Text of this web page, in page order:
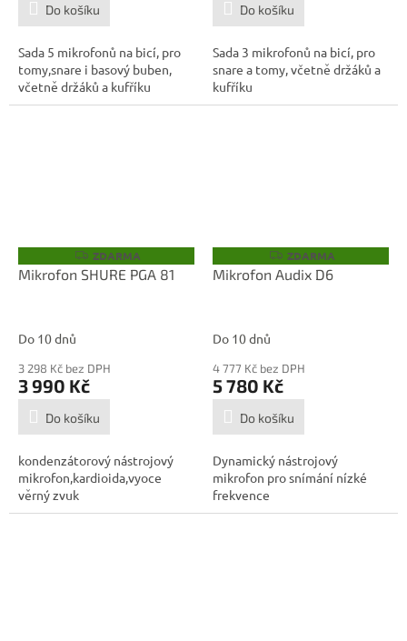
Do košíku
Sada 5 mikrofonů na bicí, pro
tomy,snare i basový buben,
včetně držáků a kufříku
Do košíku
Sada 3 mikrofonů na bicí, pro
snare a tomy, včetně držáků a
kufříku
Z
D
A
ZDARMA
Mikrofon SHURE PGA 81
Do 10 dnů
3 298 Kč bez DPH
3 990 Kč
Do košíku
kondenzátorový nástrojový
mikrofon,kardioida,vyoce
věrný zvuk
Z
D
A
ZDARMA
Mikrofon Audix D6
Do 10 dnů
4 777 Kč bez DPH
5 780 Kč
Do košíku
Dynamický nástrojový
mikrofon pro snímání nízké
frekvence